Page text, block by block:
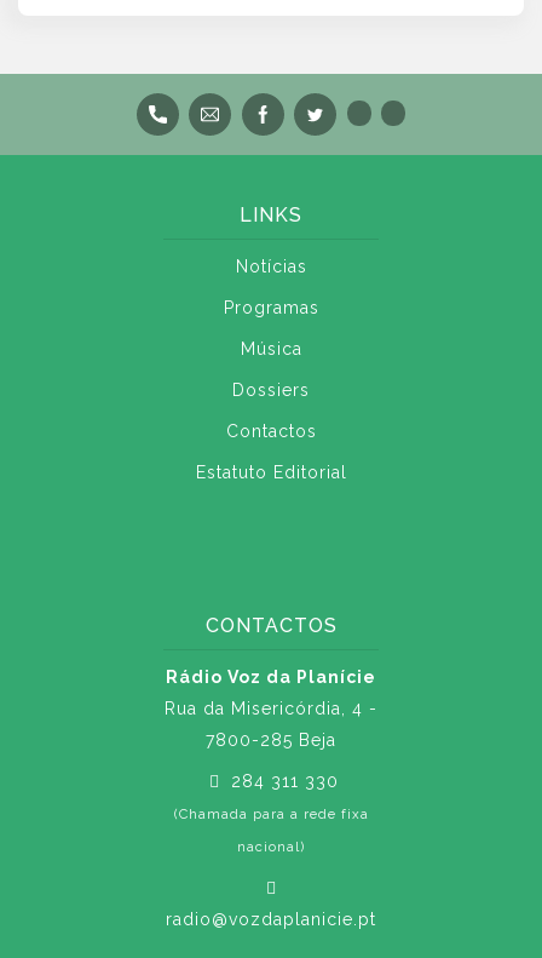
LINKS
Notícias
Programas
Música
Dossiers
Contactos
Estatuto Editorial
CONTACTOS
Rádio Voz da Planície
Rua da Misericórdia, 4 -
7800-285 Beja
284 311 330
(Chamada para a rede fixa
nacional)
radio@vozdaplanicie.pt